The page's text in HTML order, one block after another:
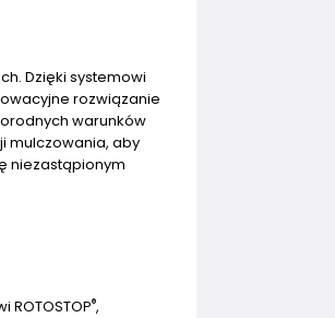
Dzięki systemowi
rozwiązanie
warunków
mulczowania, aby
niezastąpionym
®,